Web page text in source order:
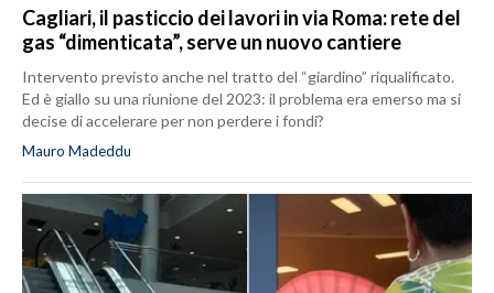
Cagliari, il pasticcio dei lavori in via Roma: rete del
gas “dimenticata”, serve un nuovo cantiere
Intervento previsto anche nel tratto del “giardino” riqualificato.
Ed è giallo su una riunione del 2023: il problema era emerso ma si
decise di accelerare per non perdere i fondi?
Mauro Madeddu